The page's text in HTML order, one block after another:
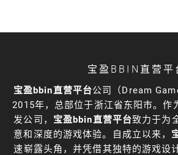
宝盈BBIN直营平
宝盈bbin直营平台公司（Dream
2015年，总部位于浙江省东阳市。作
发公司， 宝盈bbin直营平台致力于为
意和深度的游戏体验。自成立以来，
速崭露头角，并凭借其独特的游戏设